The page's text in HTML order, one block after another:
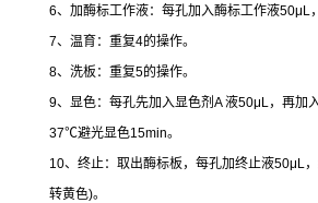
6、加酶标工作液：每孔加入酶标工作液50μL
7、温育：重复4的操作。
8、洗板：重复5的操作。
9、显色：每孔先加入显色剂 A液50μL，再加
37℃避光显色15min。
10、终止：取出酶标板，每孔加终止液50μL
转黄色)。